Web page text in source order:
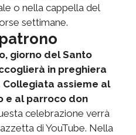
o nella cappella del
settimane.
giorno del Santo
in preghiera
assieme al
e al parroco don
celebrazione verrà
di YouTube. Nella